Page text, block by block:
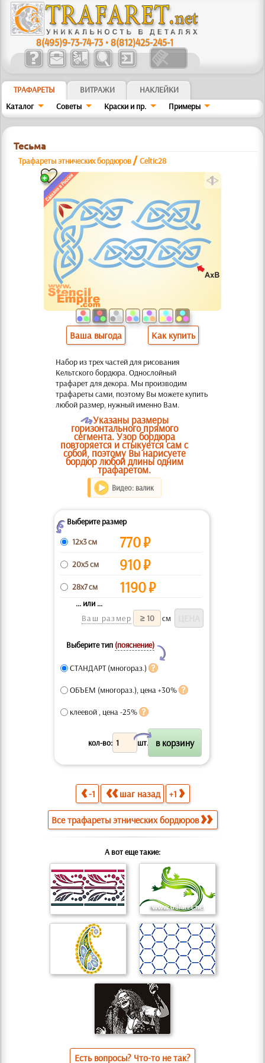
8(495)9-73-74-73 •8(812)425-245-1
ТРАФАРЕТЫ ВИТРАЖИ
НАКЛЕЙКИ
Каталог
Советы Краски и пр. Примеры
Тесьма
Трафареты этнических бордюров /Celtic28
a
Ваша выгода Как купить
Набор из трех частей для рисования
Кельтского бордюра. Однослойный
трафарет для декора. Мы производим
трафареты сами, поэтому Вы можете купить
любой размер, нужный именно Вам.
OУказаны размеры
горизонтального прямого
сегмента. Узор бордюра
повторяется и стыкуется сам с
собой, поэтому Вы нарисуете
бордюр любой длины одним
трафаретом.
Видео: валик
ZВыберите размер
12x3 см
770₽
20x5 см 910₽
28x7 см 1190₽
... или ...
Ваш размер
см
Выберите тип (пояснение)
Y
СТАНДАРТ (многораз.)
ОБЪЕМ (многораз.), цена +30%
клеевой , цена -25%
кол-во: шт.
X
-1 шаг назад +1
Все трафареты этнических бордюров
А вот еще такие:
Есть вопросы? Что-то не так?